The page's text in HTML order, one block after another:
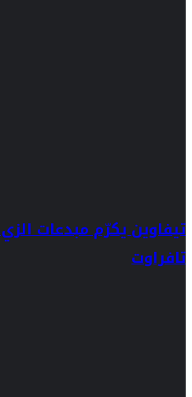
تيفاوين يكرّم مبدعات
تافراوت